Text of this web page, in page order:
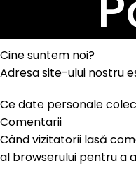
Cine suntem noi?
Adresa site-ului nostru
Ce date personale
Comentarii
Când vizitatorii lasă
al browserului pentru a